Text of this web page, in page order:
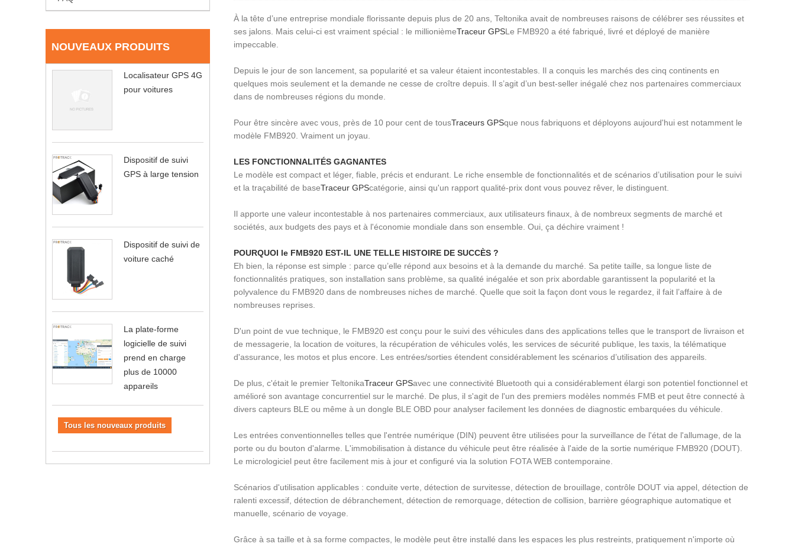
NOUVEAUX PRODUITS
Localisateur GPS 4G
pour voitures
Dispositif de suivi
GPS à large tension
Dispositif de suivi de
voiture caché
La plate-forme
logicielle de suivi
prend en charge
plus de 10000
appareils
Tous les nouveaux produits
À la tête d’une entreprise mondiale florissante depuis plus de 20 ans, Teltonika avait de nombreuses raisons de célébrer ses réussites et
ses jalons. Mais celui-ci est vraiment spécial : le millionièmeTraceur GPSLe FMB920 a été fabriqué, livré et déployé de manière
impeccable.
Depuis le jour de son lancement, sa popularité et sa valeur étaient incontestables. Il a conquis les marchés des cinq continents en
quelques mois seulement et la demande ne cesse de croître depuis. Il s’agit d’un best-seller inégalé chez nos partenaires commerciaux
dans de nombreuses régions du monde.
Pour être sincère avec vous, près de 10 pour cent de tousTraceurs GPSque nous fabriquons et déployons aujourd'hui est notamment le
modèle FMB920. Vraiment un joyau.
LES FONCTIONNALITÉS GAGNANTES
Le modèle est compact et léger, fiable, précis et endurant. Le riche ensemble de fonctionnalités et de scénarios d’utilisation pour le suivi
et la traçabilité de baseTraceur GPScatégorie, ainsi qu'un rapport qualité-prix dont vous pouvez rêver, le distinguent.
Il apporte une valeur incontestable à nos partenaires commerciaux, aux utilisateurs finaux, à de nombreux segments de marché et
sociétés, aux budgets des pays et à l'économie mondiale dans son ensemble. Oui, ça déchire vraiment !
POURQUOI le FMB920 EST-IL UNE TELLE HISTOIRE DE SUCCÈS ?
Eh bien, la réponse est simple : parce qu’elle répond aux besoins et à la demande du marché. Sa petite taille, sa longue liste de
fonctionnalités pratiques, son installation sans problème, sa qualité inégalée et son prix abordable garantissent la popularité et la
polyvalence du FMB920 dans de nombreuses niches de marché. Quelle que soit la façon dont vous le regardez, il fait l’affaire à de
nombreuses reprises.
D'un point de vue technique, le FMB920 est conçu pour le suivi des véhicules dans des applications telles que le transport de livraison et
de messagerie, la location de voitures, la récupération de véhicules volés, les services de sécurité publique, les taxis, la télématique
d'assurance, les motos et plus encore. Les entrées/sorties étendent considérablement les scénarios d’utilisation des appareils.
De plus, c'était le premier TeltonikaTraceur GPSavec une connectivité Bluetooth qui a considérablement élargi son potentiel fonctionnel et
amélioré son avantage concurrentiel sur le marché. De plus, il s'agit de l'un des premiers modèles nommés FMB et peut être connecté à
divers capteurs BLE ou même à un dongle BLE OBD pour analyser facilement les données de diagnostic embarquées du véhicule.
Les entrées conventionnelles telles que l'entrée numérique (DIN) peuvent être utilisées pour la surveillance de l'état de l'allumage, de la
porte ou du bouton d'alarme. L'immobilisation à distance du véhicule peut être réalisée à l'aide de la sortie numérique FMB920 (DOUT).
Le micrologiciel peut être facilement mis à jour et configuré via la solution FOTA WEB contemporaine.
Scénarios d'utilisation applicables : conduite verte, détection de survitesse, détection de brouillage, contrôle DOUT via appel, détection de
ralenti excessif, détection de débranchement, détection de remorquage, détection de collision, barrière géographique automatique et
manuelle, scénario de voyage.
Grâce à sa taille et à sa forme compactes, le modèle peut être installé dans les espaces les plus restreints, pratiquement n'importe où